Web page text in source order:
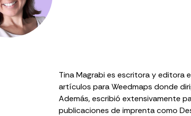
Tina Magrabi es escritora y editora
artículos para Weedmaps donde
Además, escribió extensivamente
publicaciones de imprenta como